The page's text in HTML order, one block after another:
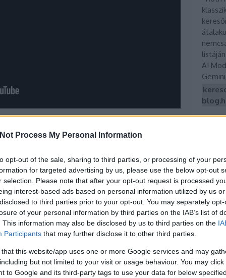
Process My Personal Information
opt-out of the sale, sharing to third parties, or processing of your
for targeted advertising by us, please use the below opt-out
selection. Please note that after your opt-out request is processed
interest-based ads based on personal information utilized by us
to third parties prior to your opt-out. You may separately
of your personal information by third parties on the IAB’s list of
This information may also be disclosed by us to third parties on the
Participants that may further disclose it to other third parties.
that this website/app uses one or more Google services and may
but not limited to your visit or usage behaviour. You may
to Google and its third-party tags to use your data for below
edition”csomagokat, amelyeket
a világ legszebben becsomagolt tésztája,
tradíciót ünnepli, a színekkel, szimbólumokkal
AI
2026
2026
2026
2026
2026
2025
2025
2025